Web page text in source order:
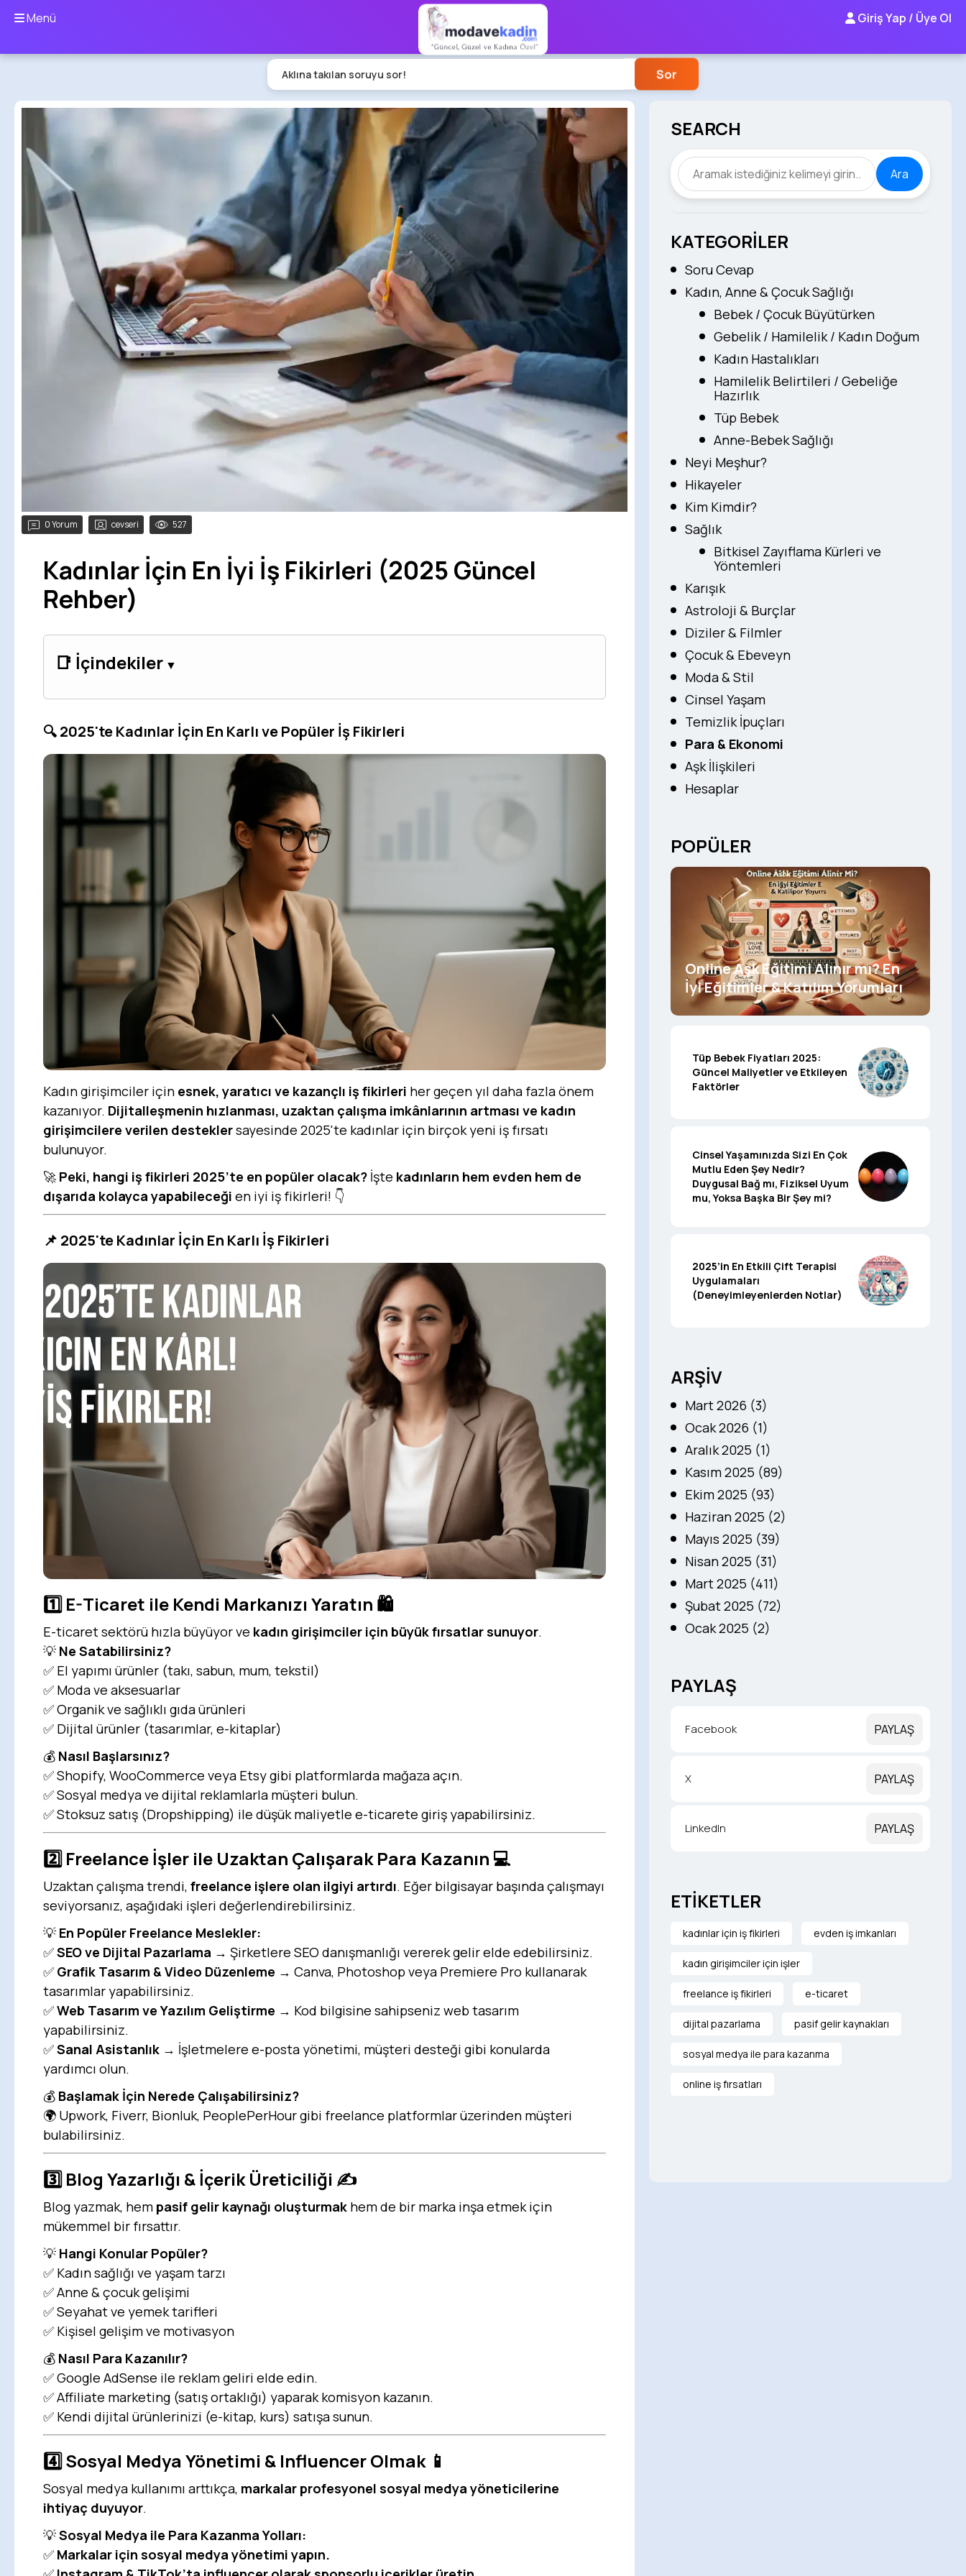
Menü Giriş Yap / Üye Ol
Aklına takılan soruyu sor! Sor
0 Yorum cevseri 527
Kadınlar İçin En İyi İş Fikirleri (2025 Güncel
Rehber)
📑 İçindekiler
🔍 2025'te Kadınlar İçin En Karlı ve Popüler İş Fikirleri
Kadın girişimciler için esnek, yaratıcı ve kazançlı iş fikirleri her geçen yıl daha fazla önem
kazanıyor. Dijitalleşmenin hızlanması, uzaktan çalışma imkânlarının artması ve kadın
girişimcilere verilen desteklersayesinde 2025'te kadınlar için birçok yeni iş fırsatı
bulunuyor.
🚀 Peki, hangi iş fikirleri 2025’te en popüler olacak? İşte kadınların hem evden hem de
dışarıda kolayca yapabileceği en iyi iş fikirleri! 👇
📌 2025'te Kadınlar İçin En Karlı İş Fikirleri
1️⃣ E-Ticaret ile Kendi Markanızı Yaratın 🛍️
E-ticaret sektörü hızla büyüyor ve kadın girişimciler için büyük fırsatlar sunuyor.
💡 Ne Satabilirsiniz?
✅ El yapımı ürünler (takı, sabun, mum, tekstil)
✅ Moda ve aksesuarlar
✅ Organik ve sağlıklı gıda ürünleri
✅ Dijital ürünler (tasarımlar, e-kitaplar)
💰 Nasıl Başlarsınız?
✅ Shopify, WooCommerce veya Etsy gibi platformlarda mağaza açın.
✅ Sosyal medya ve dijital reklamlarla müşteri bulun.
✅ Stoksuz satış (Dropshipping) ile düşük maliyetle e-ticarete giriş yapabilirsiniz.
2️⃣ Freelance İşler ile Uzaktan Çalışarak Para Kazanın 💻
Uzaktan çalışma trendi, freelance işlere olan ilgiyi artırdı. Eğer bilgisayar başında çalışmayı
seviyorsanız, aşağıdaki işleri değerlendirebilirsiniz.
💡 En Popüler Freelance Meslekler:
✅SEO ve Dijital Pazarlama → Şirketlere SEO danışmanlığı vererek gelir elde edebilirsiniz.
✅ Grafik Tasarım & Video Düzenleme → Canva, Photoshop veya Premiere Pro kullanarak
tasarımlar yapabilirsiniz.
✅Web Tasarım ve Yazılım Geliştirme → Kod bilgisine sahipseniz web tasarım
yapabilirsiniz.
✅Sanal Asistanlık → İşletmelere e-posta yönetimi, müşteri desteği gibi konularda
yardımcı olun.
💰 Başlamak İçin Nerede Çalışabilirsiniz?
🌍 Upwork, Fiverr, Bionluk, PeoplePerHour gibi freelance platformlar üzerinden müşteri
bulabilirsiniz.
3️⃣ Blog Yazarlığı & İçerik Üreticiliği ✍️
Blog yazmak, hem pasif gelir kaynağı oluşturmak hem de bir marka inşa etmek için
mükemmel bir fırsattır.
💡 Hangi Konular Popüler?
✅ Kadın sağlığı ve yaşam tarzı
✅ Anne & çocuk gelişimi
✅ Seyahat ve yemek tarifleri
✅ Kişisel gelişim ve motivasyon
💰 Nasıl Para Kazanılır?
✅ Google AdSense ile reklam geliri elde edin.
✅ Affiliate marketing (satış ortaklığı) yaparak komisyon kazanın.
✅ Kendi dijital ürünlerinizi (e-kitap, kurs) satışa sunun.
4️⃣ Sosyal Medya Yönetimi & Influencer Olmak📱
Sosyal medya kullanımı arttıkça, markalar profesyonel sosyal medya yöneticilerine
ihtiyaç duyuyor.
💡Sosyal Medya ile Para Kazanma Yolları:
✅ Markalar için sosyal medya yönetimi yapın.
SEARCH
Ara
KATEGORİLER
Soru Cevap
Kadın, Anne & Çocuk Sağlığı
Bebek / Çocuk Büyütürken
Gebelik / Hamilelik / Kadın Doğum
Kadın Hastalıkları
Hamilelik Belirtileri / Gebeliğe
Hazırlık
Tüp Bebek
Anne-Bebek Sağlığı
Neyi Meşhur?
Hikayeler
Kim Kimdir?
Sağlık
Bitkisel Zayıflama Kürleri ve
Yöntemleri
Karışık
Astroloji & Burçlar
Diziler & Filmler
Çocuk & Ebeveyn
Moda & Stil
Cinsel Yaşam
Temizlik İpuçları
Para & Ekonomi
Aşk İlişkileri
Hesaplar
POPÜLER
Online Aşk Eğitimi Alınır mı? En
İyi Eğitimler & Katılım Yorumları
Tüp Bebek Fiyatları 2025:
Güncel Maliyetler ve Etkileyen
Faktörler
Cinsel Yaşamınızda Sizi En Çok
Mutlu Eden Şey Nedir?
Duygusal Bağ mı, Fiziksel Uyum
mu, Yoksa Başka Bir Şey mi?
2025’in En Etkili Çift Terapisi
Uygulamaları
(Deneyimleyenlerden Notlar)
ARŞİV
Mart 2026 (3)
Ocak 2026 (1)
Aralık 2025 (1)
Kasım 2025 (89)
Ekim 2025 (93)
Haziran 2025 (2)
Mayıs 2025 (39)
Nisan 2025 (31)
Mart 2025 (411)
Şubat 2025 (72)
Ocak 2025 (2)
PAYLAŞ
Facebook PAYLAŞ
X PAYLAŞ
LinkedIn PAYLAŞ
ETİKETLER
kadınlar için iş fikirleri evden iş imkanları
kadın girişimciler için işler
freelance iş fikirleri e-ticaret
dijital pazarlama pasif gelir kaynakları
sosyal medya ile para kazanma
online iş fırsatları